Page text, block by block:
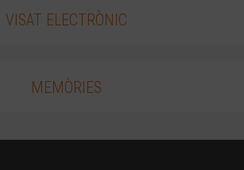
VISAT ELECTRÒNIC
MEMÒRIES